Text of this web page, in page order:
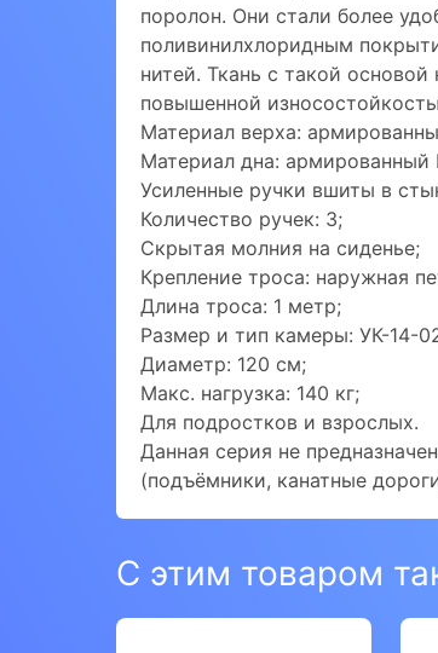
поролон. Они стали более
поливинилхлоридным
нитей. Ткань с такой
повышенной
Материал верха:
Материал дна:
Усиленные ручки вшиты в
Количество ручек: 3;
Скрытая молния на сиденье;
Крепление троса: наружная
Длина троса: 1 метр;
Размер и тип камеры: УК-14-
Диаметр: 120 см;
Макс. нагрузка: 140 кг;
Для подростков и взрослых.
Данная серия не
(подъёмники, канатные
С этим товаром